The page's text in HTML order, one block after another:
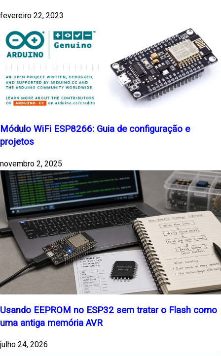
fevereiro 22, 2023
Módulo WiFi ESP8266: Guia de configuração e
projetos
novembro 2, 2025
Usando EEPROM no ESP32 sem tratar o Flash como
uma antiga memória AVR
julho 24, 2026